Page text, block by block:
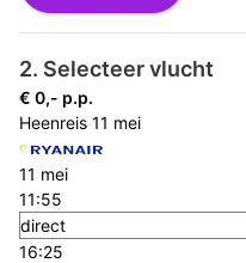
2. Selecteer vlucht
€ 0,- p.p.
Heenreis 11 mei
11 mei
11:55
direct
16:25